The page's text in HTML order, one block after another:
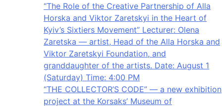
“The Role of the Creative Partnership of Alla
Horska and Viktor Zaretskyi in the Heart of
Kyiv’s Sixtiers Movement” Lecturer: Olena
Zaretska — artist, Head of the Alla Horska and
Viktor Zaretskyi Foundation, and
granddaughter of the artists. Date: August 1
(Saturday) Time: 4:00 PM
“THE COLLECTOR’S CODE” — a new exhibition
project at the Korsaks’ Museum of